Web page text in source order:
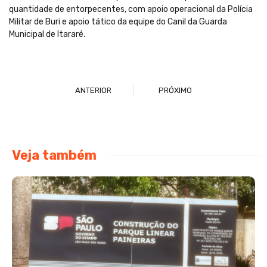
quantidade de entorpecentes, com apoio operacional da Polícia
Militar de Buri e apoio tático da equipe do Canil da Guarda
Municipal de Itararé.
ANTERIOR PRÓXIMO
Veja também